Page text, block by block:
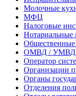
Молочные
МФЦ
Налоговые
Нотариальные
Общественные
ОМВД /
Оператор
Организации
Органы
Отделения